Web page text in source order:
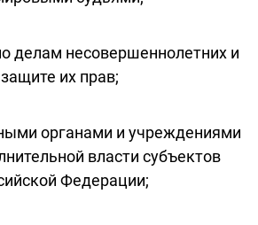
делам несовершеннолетних и
защите их прав;
органами и учреждениями
власти субъектов
Федерации;